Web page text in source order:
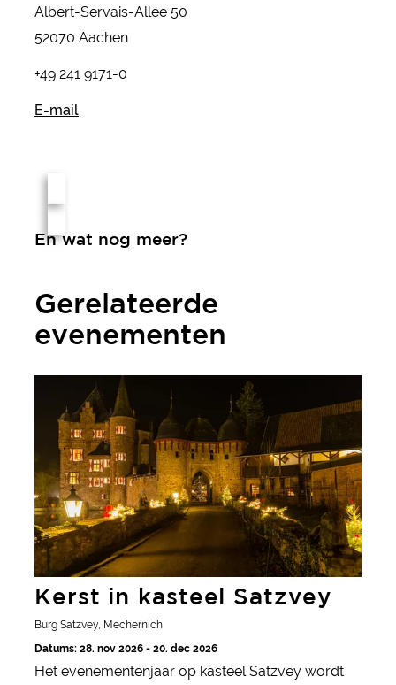
Albert-Servais-Allee 50
52070 Aachen
+49 241 9171-0
E-mail
En wat nog meer?
Gerelateerde
evenementen
Kerst in kasteel Satzvey
Burg Satzvey, Mechernich
Datums: 28. nov 2026 - 20. dec 2026
Het evenementenjaar op kasteel Satzvey wordt
Kerst in kasteel Satzvey